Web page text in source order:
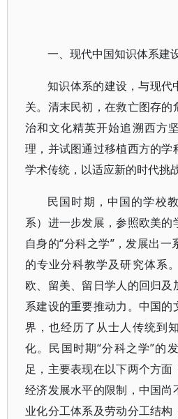
一、现代中国知识体系建
知识体系的建设，与现代
关。清末民初，在救亡图存的
治和文化精英开始追溯西方
理，并试图通过移植西方的学
学术传统，以适应新的时代挑
民国时期，中国的学校
系）进一步发展，参照欧美
自身的“分科之学”，发展出
的专业分科教学及研究体系
欧、留美、留日学人的回归
系建设的重要推动力。中国
界，也经历了从士人传统到
化。民国时期“分科之学”的
足，主要表现在以下两个方面
经济发展水平的限制，中国尚
业化分工体系及劳动分工结构